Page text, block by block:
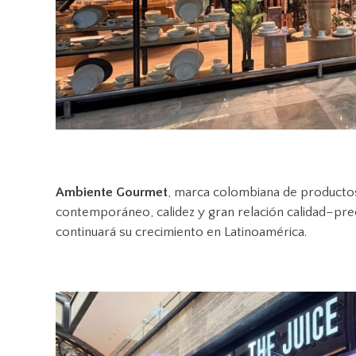
Ambiente Gourmet, marca colombiana de
contemporáneo, calidez y gran relación
continuará su crecimiento en Latinoamérica.